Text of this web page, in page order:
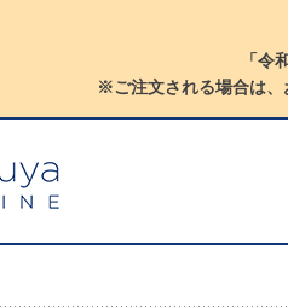
「令
※ご注文される場合は、